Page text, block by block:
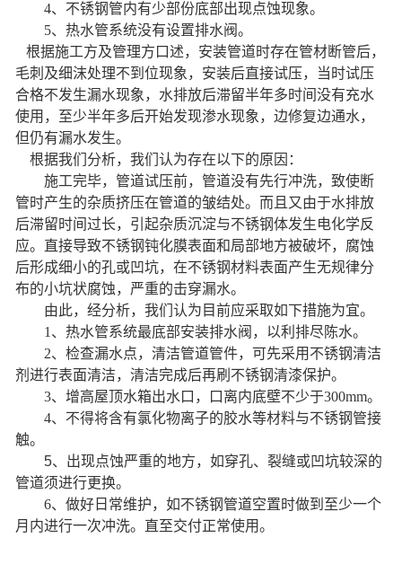
4、 不锈钢管内有少部份底部出现点蚀现象。
5、 热水管系统没有设置排水阀。
根据施工方及管理方口述，安装管道时存在管材断管后，
毛刺及细沫处理不到位现象，安装后直接试压，当时试压
合格不发生漏水现象，水排放后滞留半年多时间没有充水
使用，至少半年多后开始发现渗水现象，边修复边通水，
但仍有漏水发生。
根据我们分析，我们认为存在以下的原因：
施工完毕，管道试压前，管道没有先行冲洗，致使断
管时产生的杂质挤压在管道的皱结处。而且又由于水排放
后滞留时间过长，引起杂质沉淀与不锈钢体发生电化学反
应。直接导致不锈钢钝化膜表面和局部地方被破坏，腐蚀
后形成细小的孔或凹坑，在不锈钢材料表面产生无规律分
布的小坑状腐蚀， 严重的击穿漏水。
由此，经分析，我们认为目前应采取如下措施为宜。
1、 热水管系统最底部安装排水阀，以利排尽陈水。
2、 检查漏水点，清洁管道管件，可先采用不锈钢清洁
剂进行表面清洁，清洁完成后再刷不锈钢清漆保护。
3、 增高屋顶水箱出水口，口离内底壁不少于300mm。
4、 不得将含有氯化物离子的胶水等材料与不锈钢管接
触。
5、 出现点蚀严重的地方，如穿孔、 裂缝或凹坑较深的
管道须进行更换。
6、 做好日常维护，如不锈钢管道空置时做到至少一个
月内进行一次冲洗。直至交付正常使用。